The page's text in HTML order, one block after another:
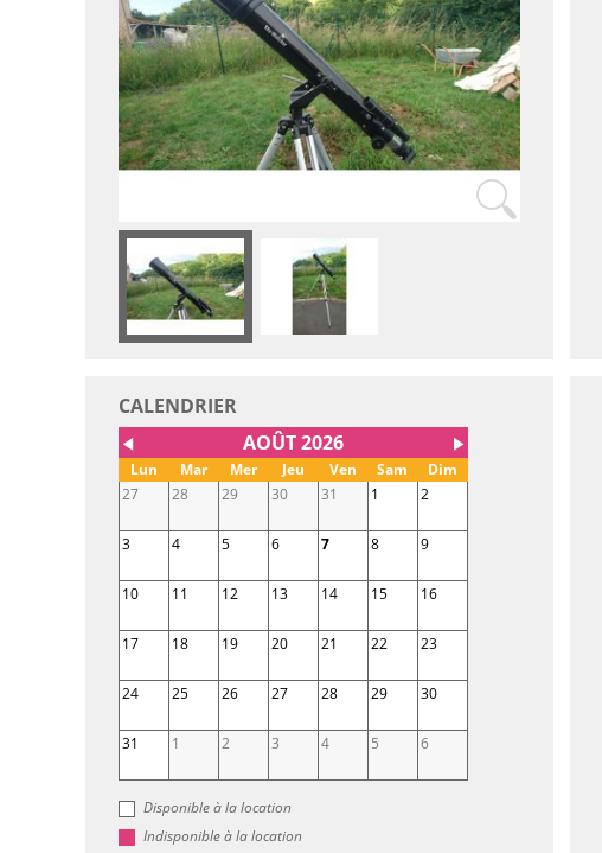
CALENDRIER
◀ AOÛT 2026 ▶
Lun Mar Mer Jeu Ven Sam
Dim
27
28 29 30 31 1 2
3 4 5 6 7 8 9
10 11 12 13 14 15 16
17 18 19 20 21 22 23
24 25 26 27 28 29 30
31 1 2 3 4 5 6
Disponible à la location
Indisponible à la location